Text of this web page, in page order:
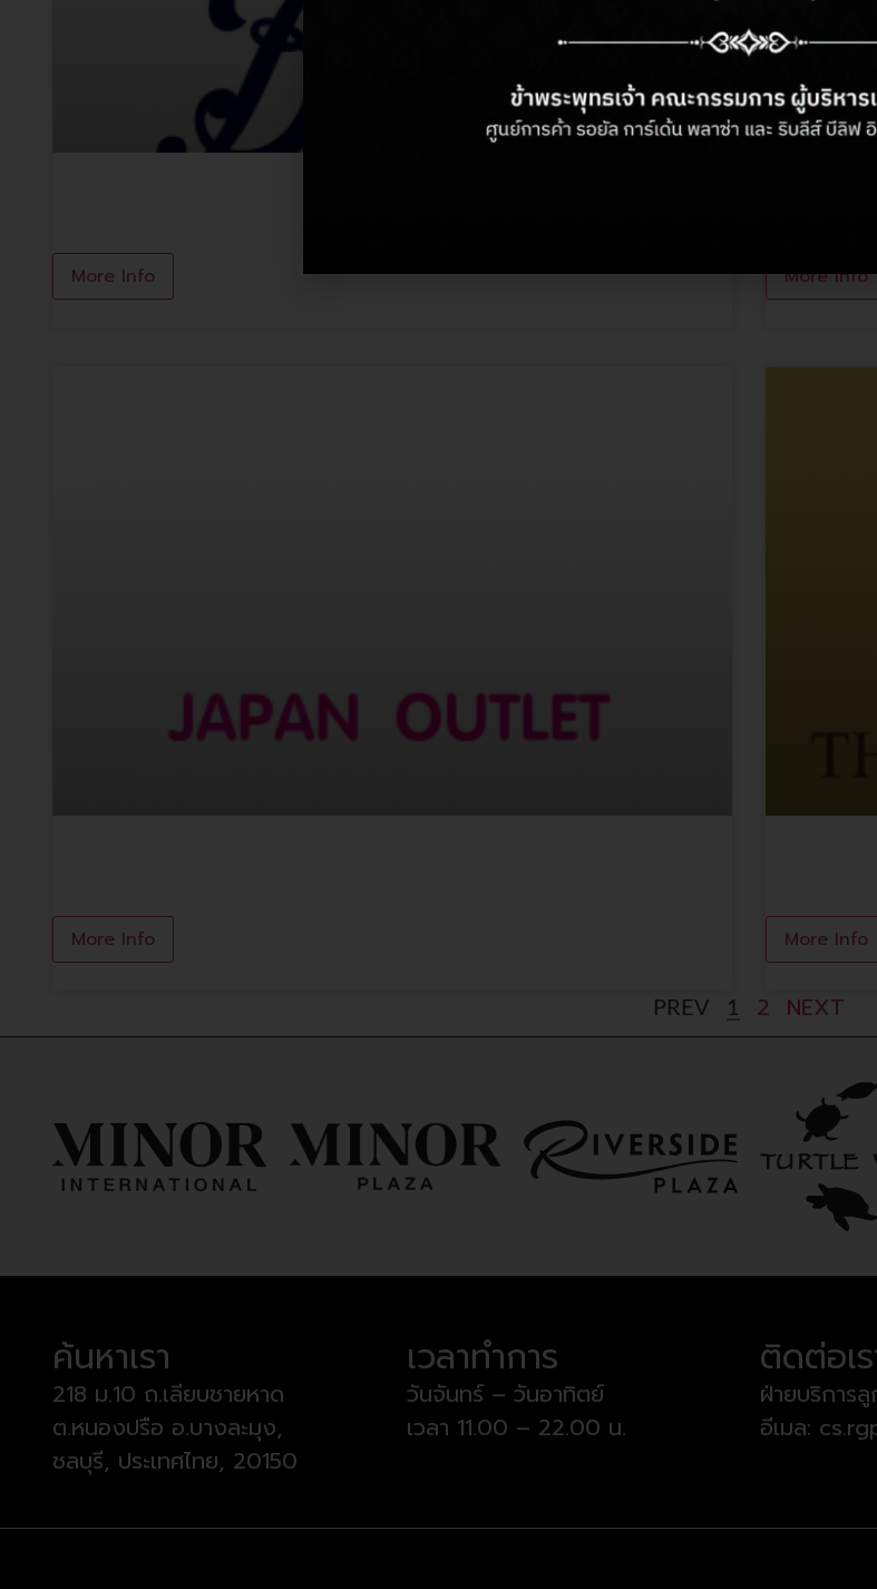
More Info More Info
More Info More Info
PREV 1 2 NEXT
ค้นหาเรา
218 ม.10 ถ.เลียบชายหาด
ต.หนองปรือ อ.บางละมุง,
ชลบุรี, ประเทศไทย, 20150
เวลาทำการ
วันจันทร์ – วันอาทิตย์
เวลา 11.00 – 22.00 น.
ติดต่อเ
ฝ่ายบริการลู
อีเมล: